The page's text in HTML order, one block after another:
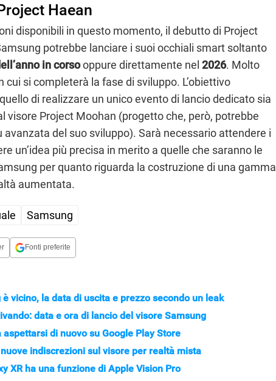
Haean
disponibili in questo momento, il debutto di Project
potrebbe lanciare i suoi occhiali smart soltanto
in corsooppure direttamente nel 2026. Molto
cui si completerà la fase di sviluppo. L’obiettivo
di realizzare un unico evento di lancio dedicato sia
visore Project Moohan (progetto che, però, potrebbe
avanzata del suo sviluppo). Sarà necessario attendere i
un’idea più precisa in merito a quelle che saranno le
per quanto riguarda la costruzione di una gamma
aumentata.
Samsung
Fonti preferite
vicino, la data di uscita e prezzo secondo un leak
data e ora di lancio del visore Samsung
di nuovo su Google Play Store
indiscrezioni sul visore per realtà mista
XR ha una funzione di Apple Vision Pro